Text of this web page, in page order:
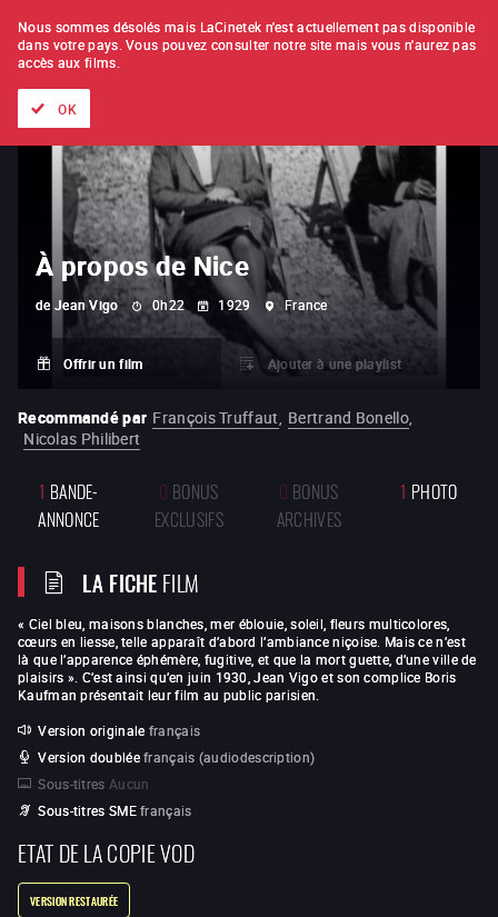
À L'UNITÉ ABONNEMENT
À propos de Nice
de Jean Vigo 0h22 1929 France
Offrir un film Ajouter à une playlist
Recommandé par François Truffaut, Bertrand Bonello,
Nicolas Philibert
1 BANDE-
ANNONCE
0 BONUS
EXCLUSIFS
0 BONUS
ARCHIVES
1 PHOTO
LA FICHEFILM
« Ciel bleu, maisons blanches, mer éblouie, soleil, fleurs multicolores,
cœurs en liesse, telle apparaît d’abord l’ambiance niçoise. Mais ce n’est
là que l’apparence éphémère, fugitive, et que la mort guette, d’une ville de
plaisirs ». C’est ainsi qu’en juin 1930, Jean Vigo et son complice Boris
Kaufman présentait leur film au public parisien.
Version originale français
Version doublée français (audiodescription)
Sous-titres Aucun
Sous-titres SME français
ETAT DE LA COPIE VOD
VERSION RESTAURÉE
Nous sommes désolés mais LaCinetek n'est actuellement pas disponible
dans votre pays. Vous pouvez consulter notre site mais vous n'aurez pas
accès aux films.
OK